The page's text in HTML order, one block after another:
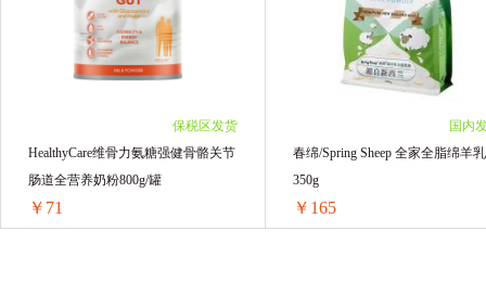
2袋 ￥704(￥352/单袋)
3袋 ￥1056(￥352/单袋)
4袋 ￥1408(￥352/单袋)
2罐装 ￥154(￥77/单罐)
3罐装 ￥231(￥77/单罐)
4罐装 ￥308(￥77/单罐)
5罐装 ￥385(￥77/单罐)
保税区发货
HealthyCare维骨力氨糖强健骨骼关节
肠道全营养奶粉800g/罐
￥71
国内
春绵/Spring Sheep 全家全脂绵羊
350g
￥165